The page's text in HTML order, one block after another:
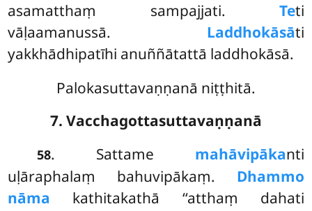
asamatthaṃ sampajjati. Teti
vāḷaamanussā. Laddhokāsāti
yakkhādhipatīhi anuññātattā laddhokāsā.
Palokasuttavaṇṇanā niṭṭhitā.
7. Vacchagottasuttavaṇṇanā
58. Sattame mahāvipākanti
uḷāraphalaṃ bahuvipākaṃ. Dhammo
nāma kathitakathā ‘‘atthaṃ dahati